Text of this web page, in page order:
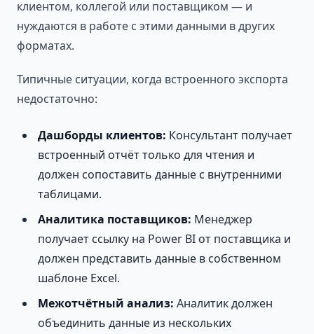
клиентом, коллегой или поставщиком — и
нуждаются в работе с этими данными в других
форматах.
Типичные ситуации, когда встроенного экспорта
недостаточно:
Дашборды клиентов: Консультант получает
встроенный отчёт только для чтения и
должен сопоставить данные с внутренними
таблицами.
Аналитика поставщиков: Менеджер
получает ссылку на Power BI от поставщика и
должен представить данные в собственном
шаблоне Excel.
Межотчётный анализ: Аналитик должен
объединить данные из нескольких